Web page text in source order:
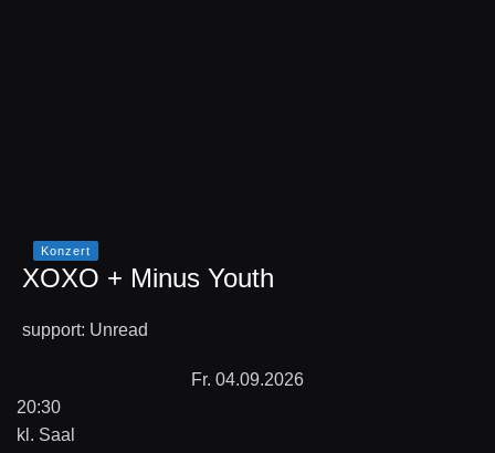
Konzert
XOXO + Minus Youth
support: Unread
Fr. 04.09.2026
20:30
kl. Saal